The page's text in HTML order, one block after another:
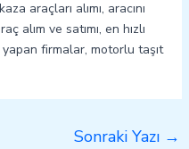
araçları alımı, aracını
alım ve satımı, en hızlı
yapan firmalar, motorlu taşıt
Sonraki Yazı →